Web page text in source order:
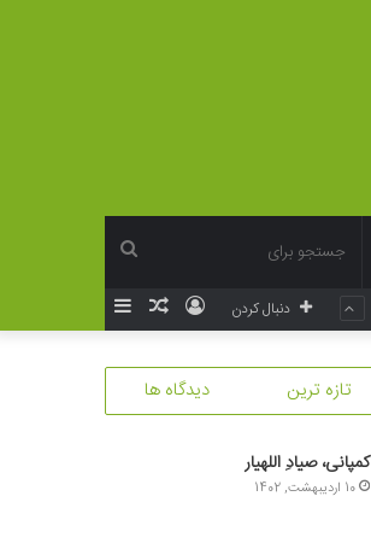
براینوشته
ورود دنبال کردن
تازه ترین دیدگاه ها
کمپانی، صیادِ اللهیار
10 اردیبهشت, 1402